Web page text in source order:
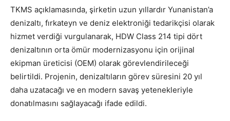
TKMS açıklamasında, şirketin uzun yıllardır Yunanistan’a
denizaltı, fırkateyn ve deniz elektroniği tedarikçisi olarak
hizmet verdiği vurgulanarak, HDW Class 214 tipi dört
denizaltının orta ömür modernizasyonu için orijinal
ekipman üreticisi (OEM) olarak görevlendirileceği
belirtildi. Projenin, denizaltıların görev süresini 20 yıl
daha uzatacağı ve en modern savaş yetenekleriyle
donatılmasını sağlayacağı ifade edildi.